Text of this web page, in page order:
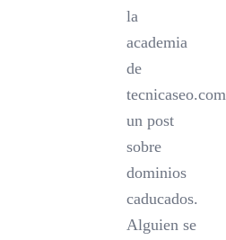
la
academia
de
tecnicaseo.com
un post
sobre
dominios
caducados.
Alguien se